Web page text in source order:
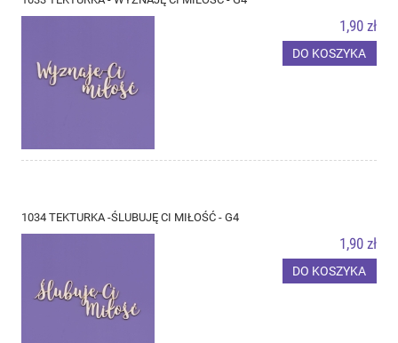
1,90 zł
DO KOSZYKA
1034 TEKTURKA -ŚLUBUJĘ CI MIŁOŚĆ - G4
1,90 zł
DO KOSZYKA